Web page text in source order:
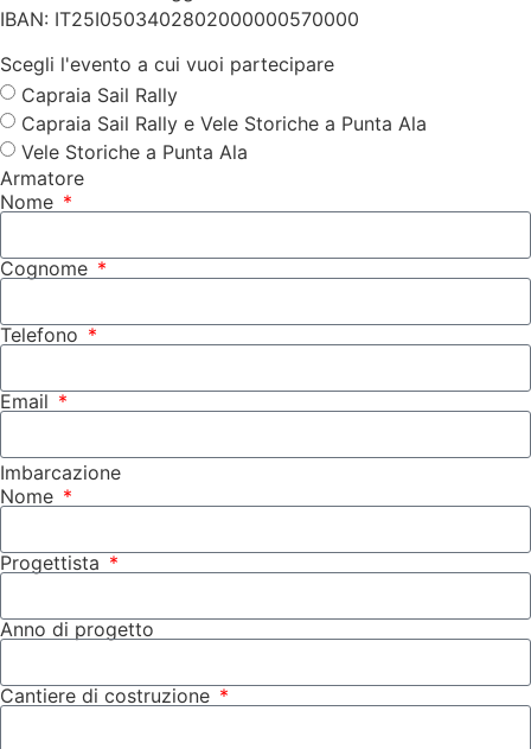
IBAN: IT25I0503402802000000570000
Scegli l'evento a cui vuoi partecipare
Capraia Sail Rally
Capraia Sail Rally e Vele Storiche a Punta Ala
Vele Storiche a Punta Ala
Armatore
Nome
Cognome
Telefono
Email
Imbarcazione
Nome
Progettista
Anno di progetto
Cantiere di costruzione